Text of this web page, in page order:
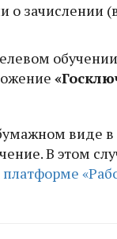
о зачислении
виде
В этом
платформе